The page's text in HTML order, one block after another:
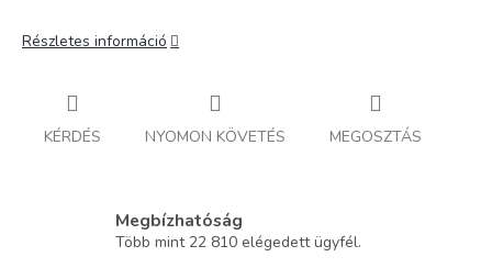
Részletes információ
KÉRDÉS NYOMON KÖVETÉS MEGOSZTÁS
Megbízhatóság
Több mint 22 810 elégedett ügyfél.